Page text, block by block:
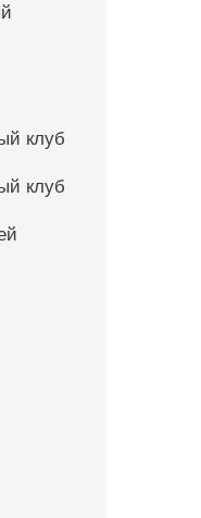
клуб
клуб